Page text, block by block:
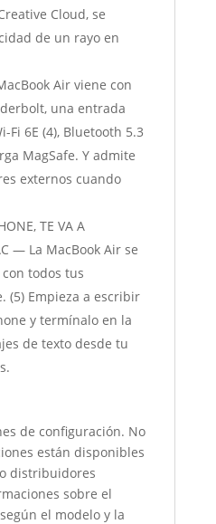
Cloud, se
de un rayo en
Air viene con
una entrada
Fi 6E (4), Bluetooth 5.3
MagSafe. Y admite
externos cuando
TE VA A
— La MacBook Air se
todos tus
(5) Empieza a escribir
y termínalo en la
de texto desde tu
de configuración. No
están disponibles
distribuidores
sobre el
el modelo y la